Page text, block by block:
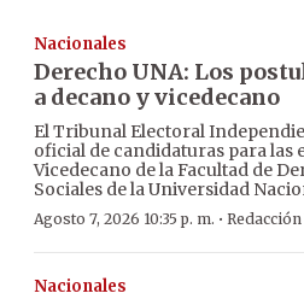
Nacionales
Derecho UNA: Los
a decano y vicedecano
El Tribunal Electoral
oficial de candidaturas para las
Vicedecano de la Facultad de
Sociales de la Universidad
Agosto 7, 2026 10:35 p. m. · Redacción
Nacionales